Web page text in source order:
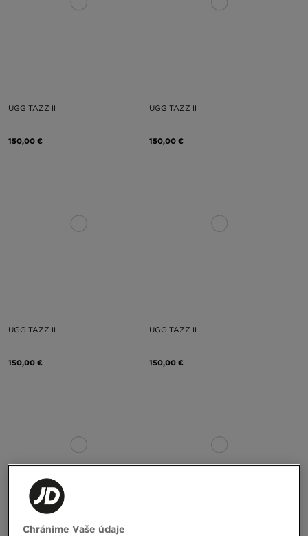
UGG TAZZ II
150,00 €
UGG TAZZ II
150,00 €
UGG TAZZ II
150,00 €
UGG TAZZ II
150,00 €
Chránime Vaše údaje